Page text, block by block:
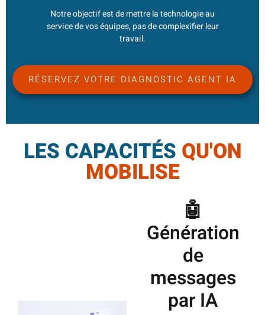
Notre objectif est de mettre la technologie au
service de vos équipes, pas de complexifier leur
travail.
RÉSERVEZ VOTRE DIAGNOSTIC AGENT IA
LES CAPACITÉS QU'ON
MOBILISE
🤖
Génération
de
messages
par IA